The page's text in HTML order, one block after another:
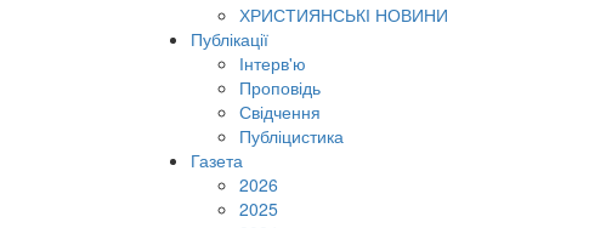
ХРИСТИЯНСЬКІ НОВИНИ
Публікації
Інтерв'ю
Проповідь
Свідчення
Публіцистика
Газета
2026
2025